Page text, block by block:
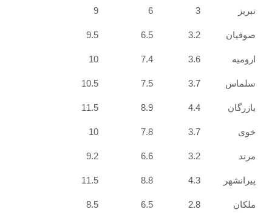
3
6
9
3.2
6.5
9.5
3.6
7.4
10
3.7
7.5
10.5
4.4
8.9
11.5
3.7
7.8
10
3.2
6.6
9.2
4.3
8.8
11.5
2.8
6.5
8.5